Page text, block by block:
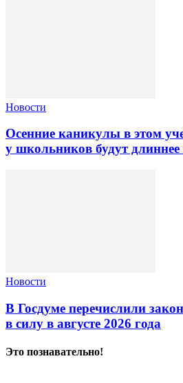
Новости
Осенние каникулы в этом
у школьников будут
Новости
В Госдуме перечислили
в силу в августе 2026 года
Это познавательно!